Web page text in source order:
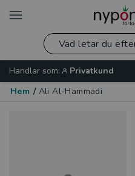
Handlar som:
Privatkund
Hem / Ali Al-Hammadi